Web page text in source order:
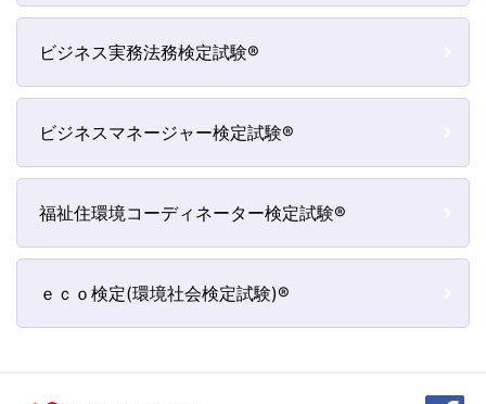
ビジネス実務法務検定試験®
ビジネスマネージャー検定試験®
福祉住環境コーディネーター検定試験®
ｅｃｏ検定(環境社会検定試験)®